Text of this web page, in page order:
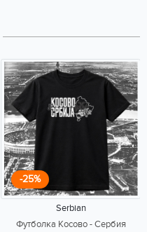
-25%
Serbian
Футболка Косово - Сербия